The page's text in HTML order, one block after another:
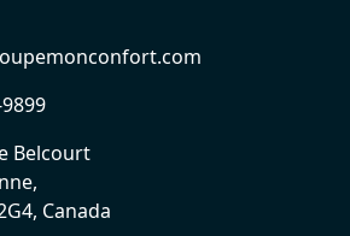
Belcourt
Canada